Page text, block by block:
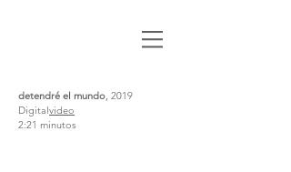
detendré el mundo, 2019
Digitalvideo
2:21 minutos